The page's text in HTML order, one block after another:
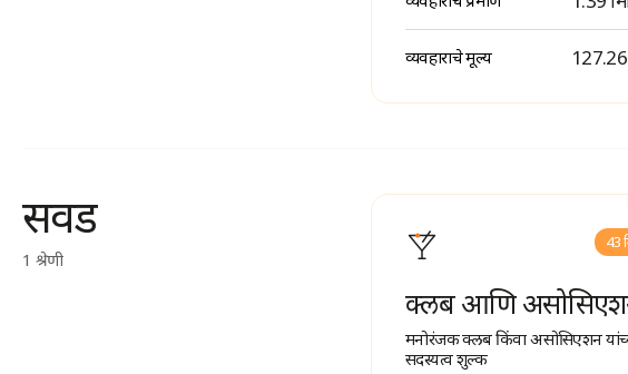
व्यवहाराचे मूल्य ₹
सवड
1 श्रेणी
43
क्लब आणि
मनोरंजक क्लब किंवा असोसिएशन
सदस्यत्व शुल्क